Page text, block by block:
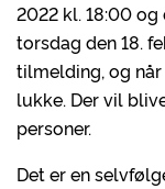
2022 kl. 18:00
torsdag den 18.
tilmelding, og
lukke. Der vil
personer.
Det er en